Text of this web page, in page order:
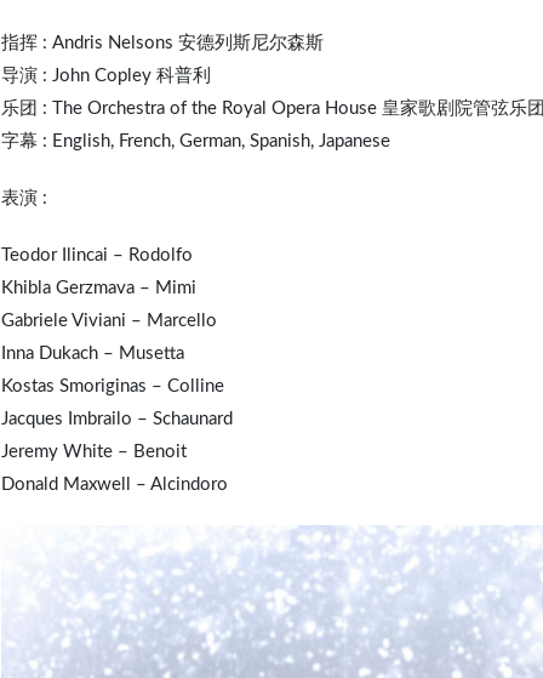
指挥 : Andris Nelsons 安德列斯尼尔森斯
导演 : John Copley 科普利
乐团 : The Orchestra of the Royal Opera House 皇家歌剧院管弦乐团
字幕 : English, French, German, Spanish, Japanese
表演 :
Teodor Ilincai – Rodolfo
Khibla Gerzmava – Mimi
Gabriele Viviani – Marcello
Inna Dukach – Musetta
Kostas Smoriginas – Colline
Jacques Imbrailo – Schaunard
Jeremy White – Benoit
Donald Maxwell – Alcindoro